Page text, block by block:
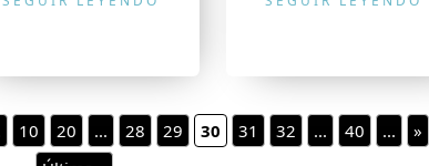
10 20 ... 28 29 30 31 32 ... 40 ...
»